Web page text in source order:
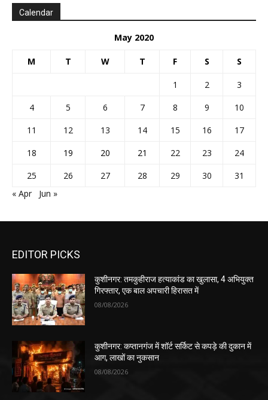
Calendar
May 2020
M T W T F S S
1 2
3
4
5 6 7 8 9
10
11
12 13 14 15 16
17
18
19 20 21 22 23
24
25
26 27 28 29 30
31
« Apr
Jun »
EDITOR PICKS
कुशीनगर: तमकुहीराज हत्याकांड का खुलासा, 4 अभियुक्त
गिरफ्तार, एक बाल अपचारी हिरासत में
08/08/2026
कुशीनगर: कप्तानगंज में शॉर्ट सर्किट से कपड़े की दुकान में
आग, लाखों का नुकसान
08/08/2026